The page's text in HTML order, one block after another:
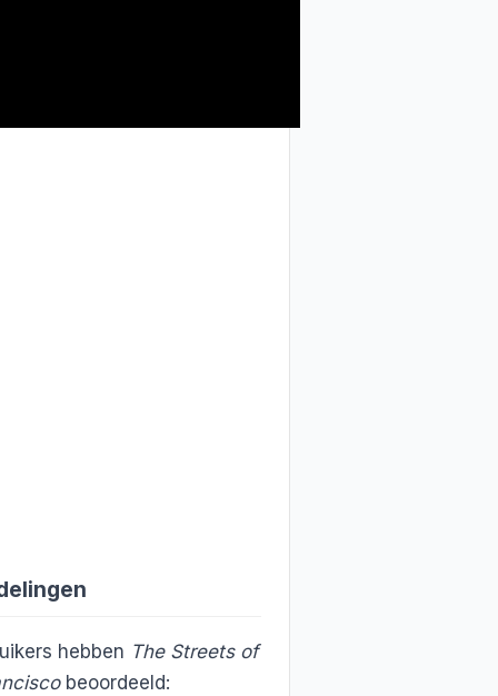
hebben The Streets of
beoordeeld: